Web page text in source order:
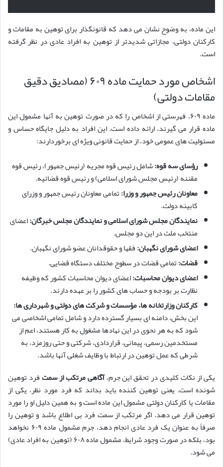
این ماده، به وضوح نشان می دهد که قانونگذار برای توهین به مقامات و
کارکنان دولتی، مجازاتی شدیدتر از توهین به افراد عادی در نظر گرفته
است.
اشخاص مورد حمایت ماده ۶۰۹ (مصادیق دقیق
مقامات دولتی)
ماده ۶۰۹، فهرستی از اشخاص را که در صورت توهین به آنها مشمول این
ماده قرار می گیرند، ارائه داده است. این افراد به دلیل جایگاه حساس و
مسئولیت های عمومی خود، از حمایت قانونی ویژه ای برخوردارند:
رؤسای سه قوه:شامل رئیس قوه مجریه (رئیس جمهور)، رئیس قوه
مقننه (رئیس مجلس شورای اسلامی) و رئیس قوه قضائیه.
معاونان رئیس جمهور و وزرا:تمامی معاونان رئیس جمهور و وزرای
کابینه دولت.
نمایندگان مجلس شورای اسلامی و نمایندگان مجلس خبرگان:اعضای
منتخب ملت در این دو مجلس.
اعضای شورای نگهبان:فقها و حقوقدانان عضو شورای نگهبان.
قضات:تمامی قضات در سطوح مختلف دستگاه قضایی.
اعضای دیوان محاسبات:اعضای دیوان محاسبات کشور که وظیفه
نظارت بر بودجه و حساب های کشور را بر عهده دارند.
کارکنان وزارتخانه ها، مؤسسات و شرکت های دولتی و شهرداری ها:
این بخش، دامنه ای بسیار گسترده دارد و شامل تمامی اشخاصی می
شود که به هر نحوی در این نهادها مشغول به کار هستند، اعم از
مستخدمین رسمی، پیمانی، قراردادی، شرکتی و حتی روزمزد، به
شرطی که عمل توهین در ارتباط با وظایف شغلی آنها باشد.
یکی از نکات کلیدی در تحقق این جرم،آگاهی مرتکب از سمتفرد توهین
شونده است. یعنی توهین کننده باید بداند که فرد مورد نظر، یکی از
مقامات یا کارکنان دولتی مشمول این ماده است و به همین دلیل او را مورد
توهین قرار می دهد. اگر مرتکب از سمت فرد بی اطلاع باشد و توهین را
صرفاً به عنوان یک فرد عادی انجام دهد، جرم مشمول ماده ۶۰۹ نخواهد
بود، بلکه در صورت وجود شرایط، مشمول ماده ۶۰۸ (توهین به افراد عادی)
می شود.